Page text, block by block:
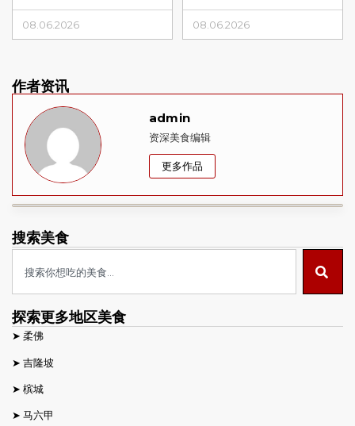
08.06.2026 08.06.2026
作者资讯
admin
资深美食编辑
更多作品
搜索美食
探索更多地区美食
➤ 柔佛
➤ 吉隆坡
➤ 槟城
➤ 马六甲